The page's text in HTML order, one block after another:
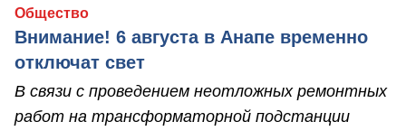
Общество
Внимание! 6 августа в Анапе временно
отключат свет
В связи с проведением неотложных ремонтных
работ на трансформаторной подстанции